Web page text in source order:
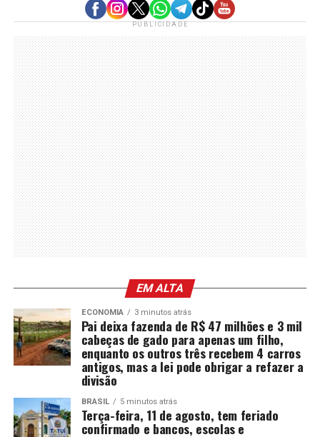
PUBLICIDADE
EM ALTA
ECONOMIA 3 minutos atrás
Pai deixa fazenda de R$ 47 milhões e 3 mil
cabeças de gado para apenas um filho,
enquanto os outros três recebem 4 carros
antigos, mas a lei pode obrigar a refazer a
divisão
BRASIL 5 minutos atrás
Terça-feira, 11 de agosto, tem feriado
confirmado e bancos, escolas e